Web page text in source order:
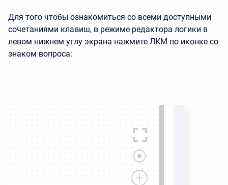
Для того чтобы ознакомиться со всеми доступными
сочетаниями клавиш, в режиме редактора логики в
левом нижнем углу экрана нажмите ЛКМ по иконке со
знаком вопроса: